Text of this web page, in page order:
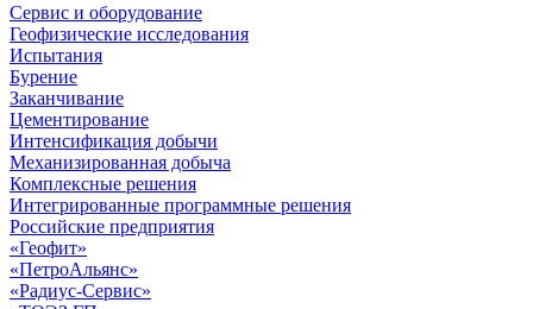
Сервис и оборудование
Геофизические исследования
Испытания
Бурение
Заканчивание
Цементирование
Интенсификация добычи
Механизированная добыча
Комплексные решения
Интегрированные программные решения
Российские предприятия
«Геофит»
«ПетроАльянс»
«Радиус-Сервис»